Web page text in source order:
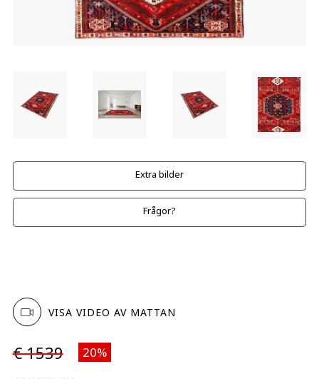
Extra bilder
Frågor?
VISA VIDEO AV MATTAN
€ 1539 20%